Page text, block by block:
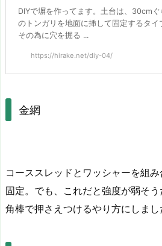
DIYで塀を作ってます。土台は、30cmぐ
のトンガリを地面に挿して固定するタイ
その為に穴を掘る ...
https://hirake.net/diy-04/
金網
コーススレッドとワッシャーを組
固定。でも、これだと強度が弱そ
角棒で押さえつけるやり方にしまし